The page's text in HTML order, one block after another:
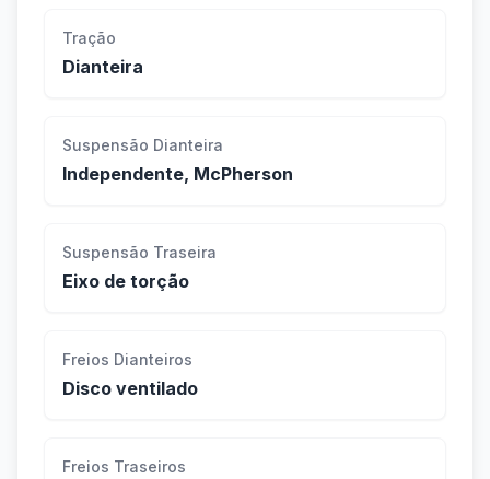
Tração
Dianteira
Suspensão Dianteira
Independente, McPherson
Suspensão Traseira
Eixo de torção
Freios Dianteiros
Disco ventilado
Freios Traseiros